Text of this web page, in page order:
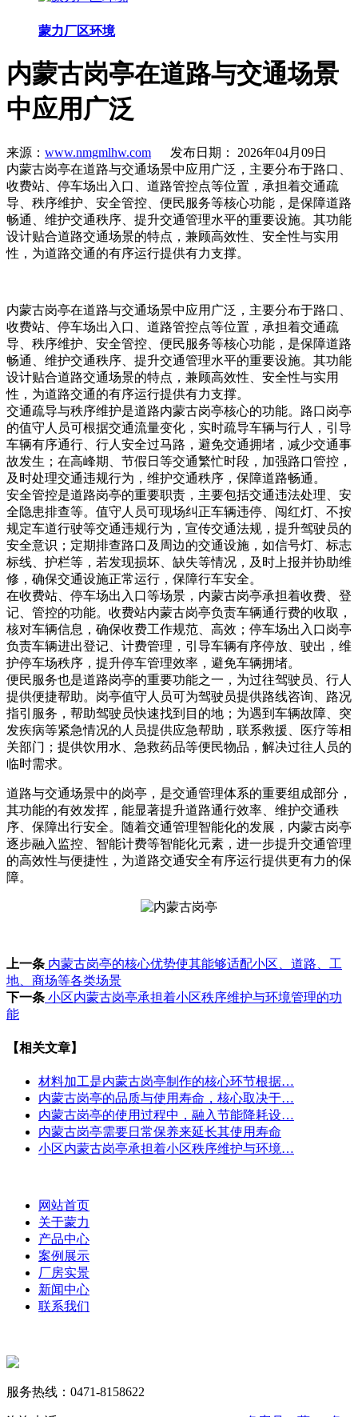
蒙力厂区环境
内蒙古岗亭在道路与交通场景
中应用广泛
来源： www.nmgmlhw.com 发布日期： 2026年04月09日
内蒙古岗亭在道路与交通场景中应用广泛，主要分布于路口、
收费站、停车场出入口、道路管控点等位置，承担着交通疏
导、秩序维护、安全管控、便民服务等核心功能，是保障道路
畅通、维护交通秩序、提升交通管理水平的重要设施。其功能
设计贴合道路交通场景的特点，兼顾高效性、安全性与实用
性，为道路交通的有序运行提供有力支撑。
内蒙古岗亭在道路与交通场景中应用广泛，主要分布于路口、
收费站、停车场出入口、道路管控点等位置，承担着交通疏
导、秩序维护、安全管控、便民服务等核心功能，是保障道路
畅通、维护交通秩序、提升交通管理水平的重要设施。其功能
设计贴合道路交通场景的特点，兼顾高效性、安全性与实用
性，为道路交通的有序运行提供有力支撑。
交通疏导与秩序维护是道路内蒙古岗亭核心的功能。路口岗亭
的值守人员可根据交通流量变化，实时疏导车辆与行人，引导
车辆有序通行、行人安全过马路，避免交通拥堵，减少交通事
故发生；在高峰期、节假日等交通繁忙时段，加强路口管控，
及时处理交通违规行为，维护交通秩序，保障道路畅通。
安全管控是道路岗亭的重要职责，主要包括交通违法处理、安
全隐患排查等。值守人员可现场纠正车辆违停、闯红灯、不按
规定车道行驶等交通违规行为，宣传交通法规，提升驾驶员的
安全意识；定期排查路口及周边的交通设施，如信号灯、标志
标线、护栏等，若发现损坏、缺失等情况，及时上报并协助维
修，确保交通设施正常运行，保障行车安全。
在收费站、停车场出入口等场景，内蒙古岗亭承担着收费、登
记、管控的功能。收费站内蒙古岗亭负责车辆通行费的收取，
核对车辆信息，确保收费工作规范、高效；停车场出入口岗亭
负责车辆进出登记、计费管理，引导车辆有序停放、驶出，维
护停车场秩序，提升停车管理效率，避免车辆拥堵。
便民服务也是道路岗亭的重要功能之一，为过往驾驶员、行人
提供便捷帮助。岗亭值守人员可为驾驶员提供路线咨询、路况
指引服务，帮助驾驶员快速找到目的地；为遇到车辆故障、突
发疾病等紧急情况的人员提供应急帮助，联系救援、医疗等相
关部门；提供饮用水、急救药品等便民物品，解决过往人员的
临时需求。
道路与交通场景中的岗亭，是交通管理体系的重要组成部分，
其功能的有效发挥，能显著提升道路通行效率、维护交通秩
序、保障出行安全。随着交通管理智能化的发展，内蒙古岗亭
逐步融入监控、智能计费等智能化元素，进一步提升交通管理
的高效性与便捷性，为道路交通安全有序运行提供更有力的保
障。
上一条 内蒙古岗亭的核心优势使其能够适配小区、道路、工
地、商场等各类场景
下一条 小区内蒙古岗亭承担着小区秩序维护与环境管理的功
能
【相关文章】
材料加工是内蒙古岗亭制作的核心环节根据…
内蒙古岗亭的品质与使用寿命，核心取决于…
内蒙古岗亭的使用过程中，融入节能降耗设…
内蒙古岗亭需要日常保养来延长其使用寿命
小区内蒙古岗亭承担着小区秩序维护与环境…
网站首页
关于蒙力
产品中心
案例展示
厂房实景
新闻中心
联系我们
服务热线：0471-8158622